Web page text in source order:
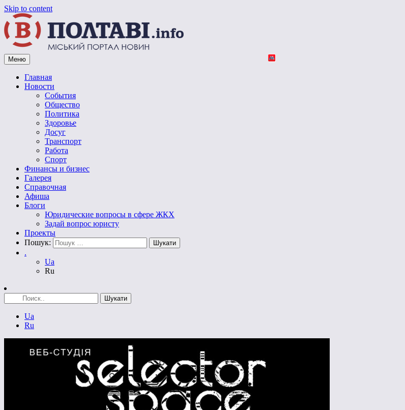
Skip to content
Vpoltave.info
Полтавский портал новостей
Меню
Главная
Новости
События
Общество
Политика
Здоровье
Досуг
Транспорт
Работа
Спорт
Финансы и бизнес
Галерея
Справочная
Афиша
Блоги
Юридические вопросы в сфере ЖКХ
Задай вопрос юристу
Проекты
Пошук:
.
Ua
Ru
Ua
Ru